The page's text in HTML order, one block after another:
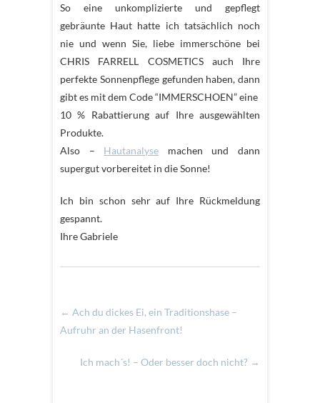
So eine unkomplizierte und gepflegt
gebräunte Haut hatte ich tatsächlich noch
nie und wenn Sie, liebe immerschöne bei
CHRIS FARRELL COSMETICS auch Ihre
perfekte Sonnenpflege gefunden haben, dann
gibt es mit dem Code “IMMERSCHOEN” eine
10 % Rabattierung auf Ihre ausgewählten
Produkte.
Also – Hautanalyse machen und dann
supergut vorbereitet in die Sonne!
Ich bin schon sehr auf Ihre Rückmeldung
gespannt.
Ihre Gabriele
← Ach du dickes Ei, ein Traditionshase –
Aufruhr an der Hasenfront!
Ich mach´s! – Oder besser doch nicht? →